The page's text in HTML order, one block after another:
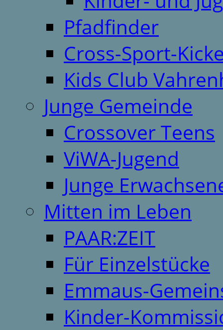
Pfadfinder
Cross-Sport-
Kids Club
Junge Gemeinde
Crossover Teens
ViWA-Jugend
Junge
Mitten im Leben
PAAR:ZEIT
Für Einzelstücke
Emmaus-
Kinder-